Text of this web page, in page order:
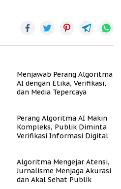
Menjawab Perang Algoritma
AI dengan Etika, Verifikasi,
dan Media Tepercaya
Perang Algoritma AI Makin
Kompleks, Publik Diminta
Verifikasi Informasi Digital
Algoritma Mengejar Atensi,
Jurnalisme Menjaga Akurasi
dan Akal Sehat Publik